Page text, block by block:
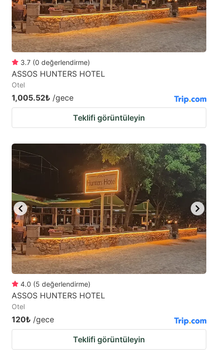
3.7 (0 değerlendirme)
ASSOS HUNTERS HOTEL
Otel
1,005.52₺ /gece
Teklifi görüntüleyin
4.0 (5 değerlendirme)
ASSOS HUNTERS HOTEL
Otel
120₺ /gece
Teklifi görüntüleyin